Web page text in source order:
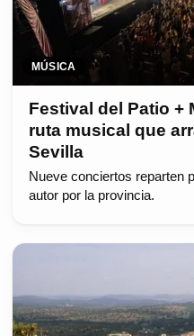
MÚSICA
Festival del Patio +
ruta musical que
Sevilla
Nueve conciertos reparten
autor por la provincia.